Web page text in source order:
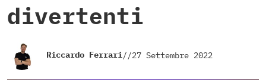
divertenti
Riccardo Ferrari//27 Settembre 2022